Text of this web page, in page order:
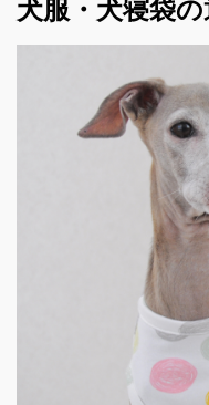
犬服・犬寝袋の